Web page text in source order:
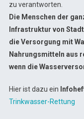
zu verantworten.
Die Menschen der
Infrastruktur von
die Versorgung mit
Nahrungsmitteln aus
wenn die
Hier ist dazu ein
Trinkwasser-Rettung